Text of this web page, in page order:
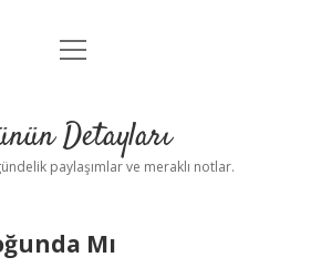
Gizlilik Politikası
Yasal Uyarı
menüyü
Detayları
paylaşımlar ve meraklı notlar.
Mı